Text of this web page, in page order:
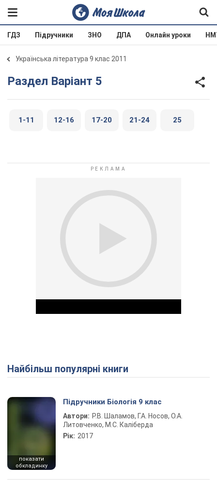
ГДЗ Підручники ЗНО ДПА Онлайн уроки
Українська література 9 клас 2011
Раздел Варіант 5
1-11 12-16 17-20 21-24 25
Play Video
Найбільш популярні книги
показати
обкладинку
Підручники Біологія 9 клас
Автори: Р.В. Шаламов, Г.А. Носов, О.А.
Литовченко, М.С. Каліберда
Рік: 2017